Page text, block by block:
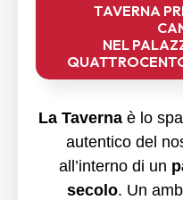
TAVERNA
NEL
La Taverna è lo
autentico del
all’interno di un
secolo. Un